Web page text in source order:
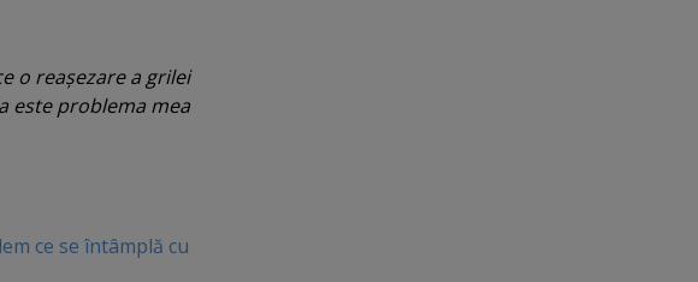
o reaşezare a grilei
este problema mea
ce se întâmplă cu